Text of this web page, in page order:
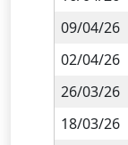
09/04/26
02/04/26
26/03/26
18/03/26